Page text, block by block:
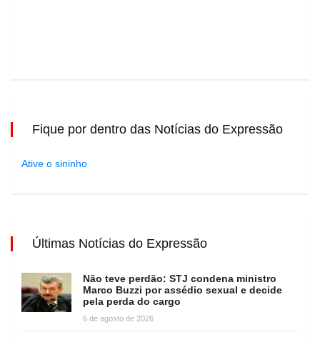
Fique por dentro das Notícias do Expressão
Ative o sininho
Últimas Notícias do Expressão
Não teve perdão: STJ condena ministro
Marco Buzzi por assédio sexual e decide
pela perda do cargo
6 de agosto de 2026